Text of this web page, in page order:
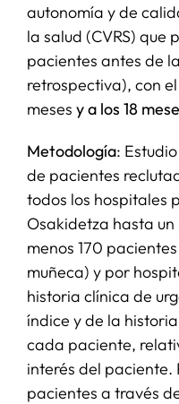
autonomía y de
la salud (CVRS) que
pacientes antes de
retrospectiva), con
meses y a los 18
Metodología:
de pacientes
todos los hospitales
Osakidetza hasta
menos 170
muñeca) y por
historia clínica de
índice y de la
cada paciente,
interés del paciente.
pacientes a través